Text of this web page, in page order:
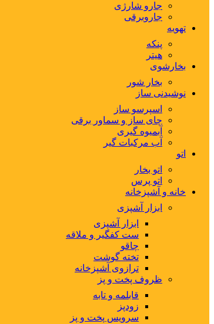
جارو شارژی
جاروبرقی
تهویه
پنکه
هیتر
بخارشوی
بخار شور
نوشیدنی ساز
اسپرسو ساز
چای ساز و سماور برقی
آبمیوه گیری
آب مرکبات گیر
اتو
اتو بخار
اتو پرس
خانه و آشپزخانه
ابزار آشپزی
ابزار آشپزی
ست کفگیر و ملاقه
چاقو
تخته گوشت
ترازوی آشپزخانه
ظروف پخت و پز
قابلمه و تابه
زودپز
سرویس پخت و پز